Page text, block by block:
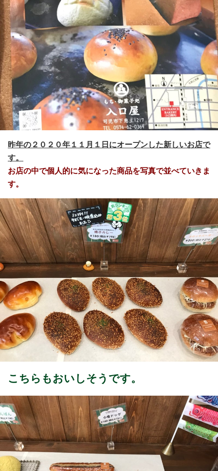
昨年の２０２０年１１月１日にオープンした新しいお店で
す。
お店の中で個人的に気になった商品を写真で並べていきま
す。
こちらもおいしそうです。